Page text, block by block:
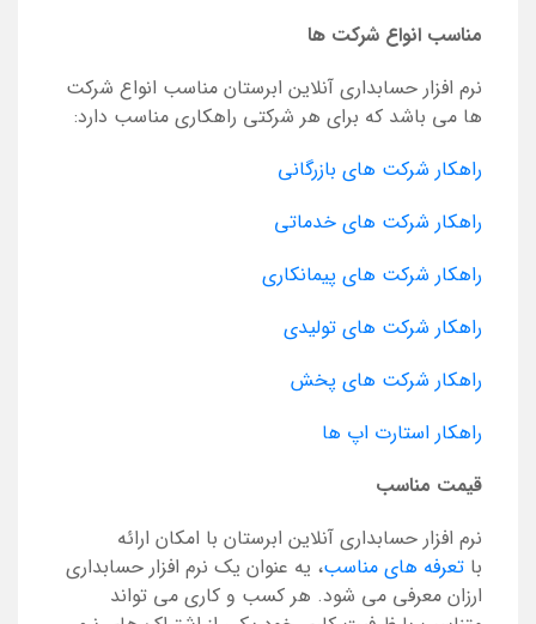
مناسب انواع شرکت ها
نرم افزار حسابداری آنلاین ابرستان مناسب انواع شرکت
ها می باشد که برای هر شرکتی راهکاری مناسب دارد:
راهکار شرکت های بازرگانی
راهکار شرکت های خدماتی
راهکار شرکت های پیمانکاری
راهکار شرکت های تولیدی
راهکار شرکت های پخش
راهکار استارت اپ ها
قیمت مناسب
نرم افزار حسابداری آنلاین ابرستان با امکان ارائه
با تعرفه های مناسب، یه عنوان یک نرم افزار حسابداری
ارزان معرفی می شود. هر کسب و کاری می تواند